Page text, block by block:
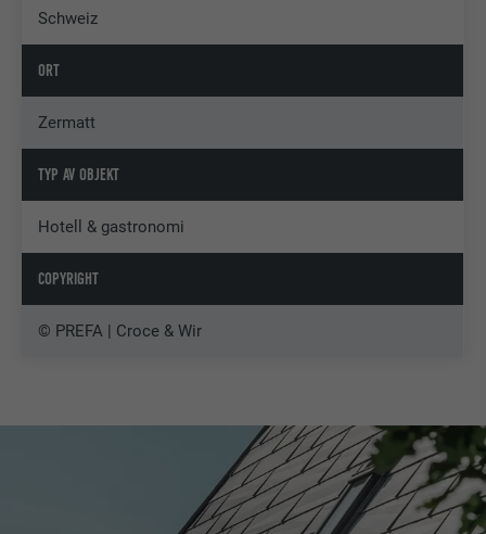
Schweiz
ORT
Zermatt
TYP AV OBJEKT
Hotell & gastronomi
COPYRIGHT
© PREFA | Croce & Wir